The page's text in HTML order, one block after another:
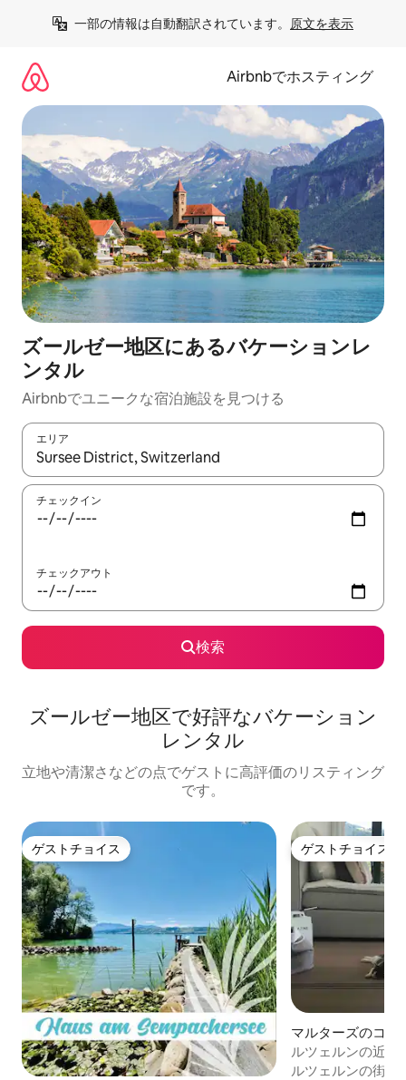
一部の情報は自動翻訳されています。 原文を表示
Airbnbでホスティング
ズールゼー地区にあるバケーションレ
ンタル
Airbnbでユニークな宿泊施設を見つける
エリア
検索結果が表示されたら、上下の矢印キーを使って移動するか
チェックイン
チェックアウト
検索
ズールゼー地区で好評なバケーション
レンタル
立地や清潔さなどの点でゲストに高評価のリスティング
です。
ゲストチョイス
ゲストチョイス ゲストチョイス
ゲストチョイス
マルターズのコン
ム
ルツェルンの近く
華な緑のアパート
ルツェルンの街か